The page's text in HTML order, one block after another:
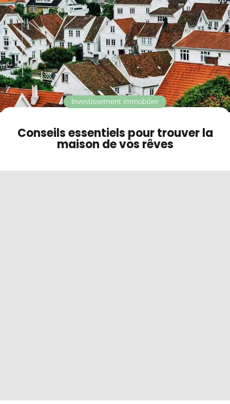
Mode sombre
Conseils essentiels pour trouver la
maison de vos rêves
Investissement immobilier